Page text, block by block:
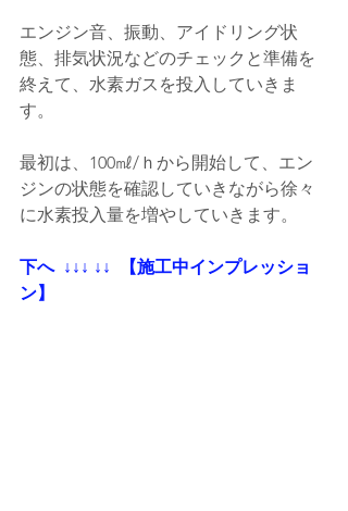
エンジン音、振動、アイドリング状
態、排気状況などのチェックと準備を
終えて、水素ガスを投入していきま
す。
最初は、100㎖/ｈから開始して、エン
ジンの状態を確認していきながら徐々
に水素投入量を増やしていきます。
下へ  ↓↓↓ ↓↓  【施工中インプレッショ
ン】